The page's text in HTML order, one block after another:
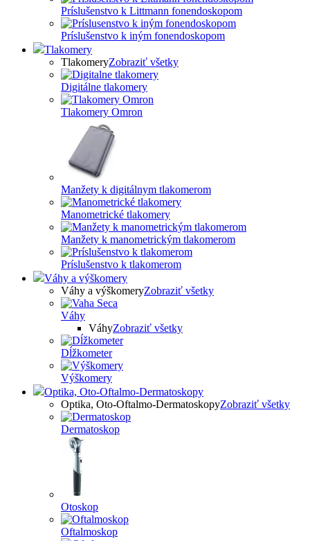
Príslušenstvo k Littmann fonendoskopom
Príslušenstvo k iným fonendoskopom
Tlakomery
TlakomeryZobraziť všetky
Digitálne tlakomery
Tlakomery Omron
Manžety k digitálnym tlakomerom
Manometrické tlakomery
Manžety k manometrickým tlakomerom
Príslušenstvo k tlakomerom
Váhy a výškomery
Váhy a výškomeryZobraziť všetky
Váhy
VáhyZobraziť všetky
Dĺžkometer
Výškomery
Optika, Oto-Oftalmo-Dermatoskopy
Optika, Oto-Oftalmo-DermatoskopyZobraziť všetky
Dermatoskop
Otoskop
Oftalmoskop